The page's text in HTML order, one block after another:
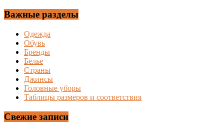
Важные разделы
Одежда
Обувь
Бренды
Белье
Страны
Джинсы
Головные уборы
Таблицы размеров и соответствия
Свежие записи